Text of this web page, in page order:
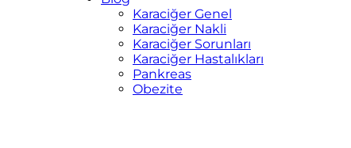
Karaciğer Genel
Karaciğer Nakli
Karaciğer Sorunları
Karaciğer Hastalıkları
Pankreas
Obezite